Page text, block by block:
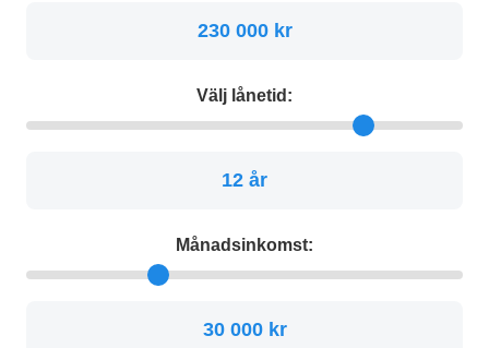
230 000 kr
Välj lånetid:
12 år
Månadsinkomst:
30 000 kr